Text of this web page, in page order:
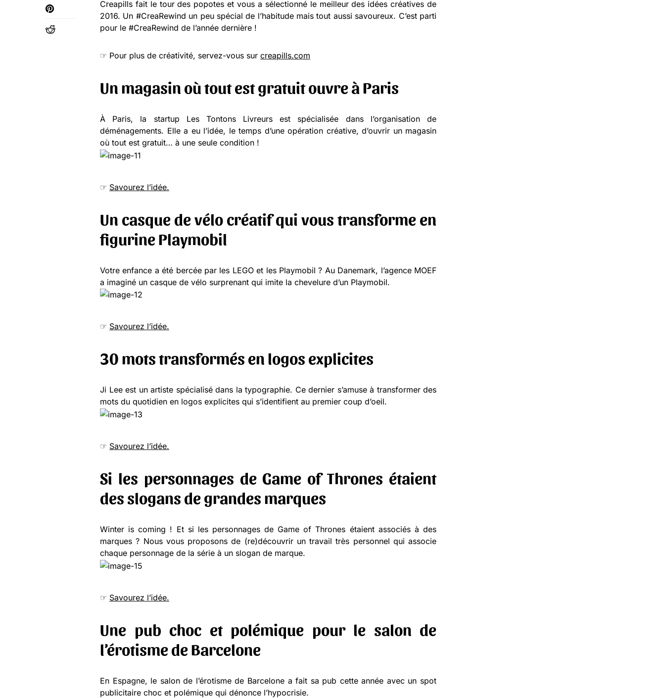
Creapills fait le tour des popotes et vous a sélectionné le meilleur des idées créatives de
2016. Un #CreaRewind un peu spécial de l’habitude mais tout aussi savoureux. C’est parti
pour le #CreaRewind de l’année dernière !
☞ Pour plus de créativité, servez-vous sur creapills.com
Un magasin où tout est gratuit ouvre à Paris
À Paris, la startup Les Tontons Livreurs est spécialisée dans l’organisation de
déménagements. Elle a eu l’idée, le temps d’une opération créative, d’ouvrir un magasin
où tout est gratuit… à une seule condition !
☞ Savourez l’idée.
Un casque de vélo créatif qui vous transforme en
figurine Playmobil
Votre enfance a été bercée par les LEGO et les Playmobil ? Au Danemark, l’agence MOEF
a imaginé un casque de vélo surprenant qui imite la chevelure d’un Playmobil.
☞ Savourez l’idée.
30 mots transformés en logos explicites
Ji Lee est un artiste spécialisé dans la typographie. Ce dernier s’amuse à transformer des
mots du quotidien en logos explicites qui s’identifient au premier coup d’oeil.
☞ Savourez l’idée.
Si les personnages de Game of Thrones étaient
des slogans de grandes marques
Winter is coming ! Et si les personnages de Game of Thrones étaient associés à des
marques ? Nous vous proposons de (re)découvrir un travail très personnel qui associe
chaque personnage de la série à un slogan de marque.
☞ Savourez l’idée.
Une pub choc et polémique pour le salon de
l’érotisme de Barcelone
En Espagne, le salon de l’érotisme de Barcelone a fait sa pub cette année avec un spot
publicitaire choc et polémique qui dénonce l’hypocrisie.